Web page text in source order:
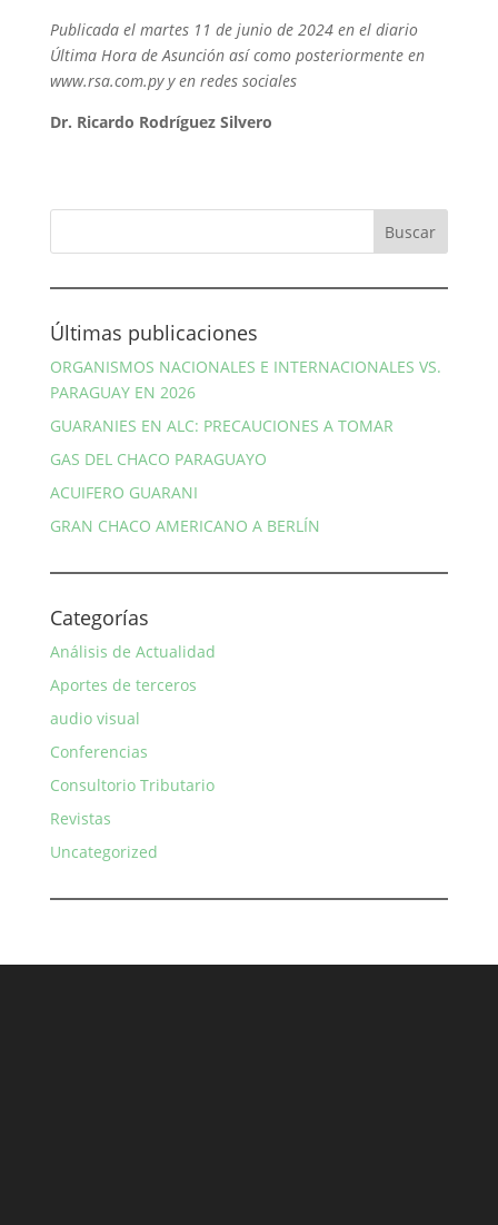
Publicada el martes 11 de junio de 2024 en el diario
Última Hora de Asunción así como posteriormente en
www.rsa.com.py y en redes sociales
Dr. Ricardo Rodríguez Silvero
Últimas publicaciones
ORGANISMOS NACIONALES E INTERNACIONALES VS.
PARAGUAY EN 2026
GUARANIES EN ALC: PRECAUCIONES A TOMAR
GAS DEL CHACO PARAGUAYO
ACUIFERO GUARANI
GRAN CHACO AMERICANO A BERLÍN
Categorías
Análisis de Actualidad
Aportes de terceros
audio visual
Conferencias
Consultorio Tributario
Revistas
Uncategorized